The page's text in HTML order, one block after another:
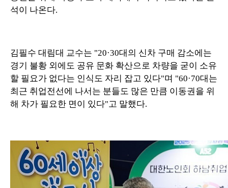
석이 나온다.
김필수 대림대 교수는 "20·30대의 신차 구매 감소에는
경기 불황 외에도 공유 문화 확산으로 차량을 굳이 소유
할 필요가 없다는 인식도 자리 잡고 있다"며 "60·70대는
최근 취업전선에 나서는 분들도 많은 만큼 이동권을 위
해 차가 필요한 면이 있다"고 말했다.